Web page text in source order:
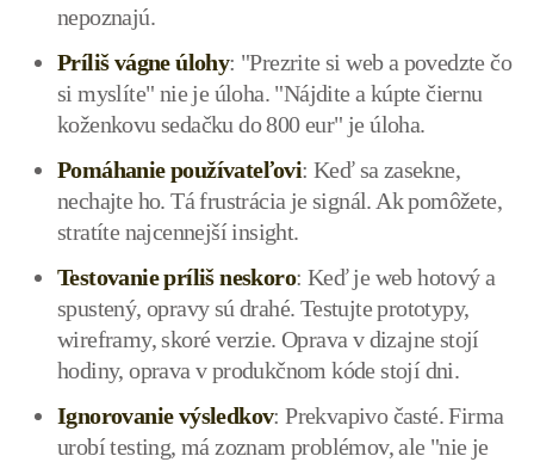
nepoznajú.
Príliš vágne úlohy: "Prezrite si web a povedzte čo
si myslíte" nie je úloha. "Nájdite a kúpte čiernu
koženkovu sedačku do 800 eur" je úloha.
Pomáhanie používateľovi: Keď sa zasekne,
nechajte ho. Tá frustrácia je signál. Ak pomôžete,
stratíte najcennejší insight.
Testovanie príliš neskoro: Keď je web hotový a
spustený, opravy sú drahé. Testujte prototypy,
wireframy, skoré verzie. Oprava v dizajne stojí
hodiny, oprava v produkčnom kóde stojí dni.
Ignorovanie výsledkov: Prekvapivo časté. Firma
urobí testing, má zoznam problémov, ale "nie je